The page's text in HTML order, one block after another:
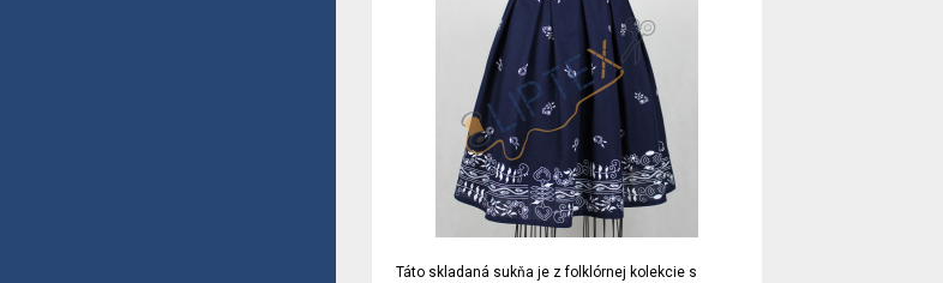
Táto skladaná sukňa je z folklórnej kolekcie s